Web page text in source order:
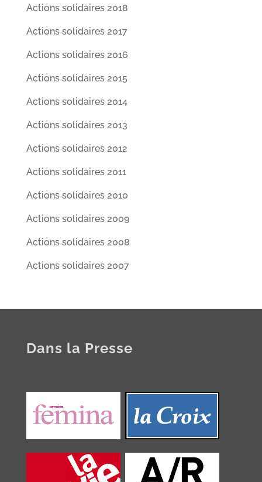
Actions solidaires 2018
Actions solidaires 2017
Actions solidaires 2016
Actions solidaires 2015
Actions solidaires 2014
Actions solidaires 2013
Actions solidaires 2012
Actions solidaires 2011
Actions solidaires 2010
Actions solidaires 2009
Actions solidaires 2008
Actions solidaires 2007
Dans la Presse